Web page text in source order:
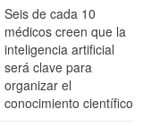
Seis de cada 10
médicos creen que la
inteligencia artificial
será clave para
organizar el
conocimiento científico